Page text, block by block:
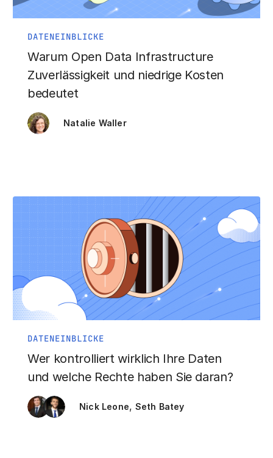
DATENEINBLICKE
Warum Open Data Infrastructure
Zuverlässigkeit und niedrige Kosten
bedeutet
Natalie Waller
DATENEINBLICKE
Wer kontrolliert wirklich Ihre Daten
und welche Rechte haben Sie daran?
Nick Leone, Seth Batey